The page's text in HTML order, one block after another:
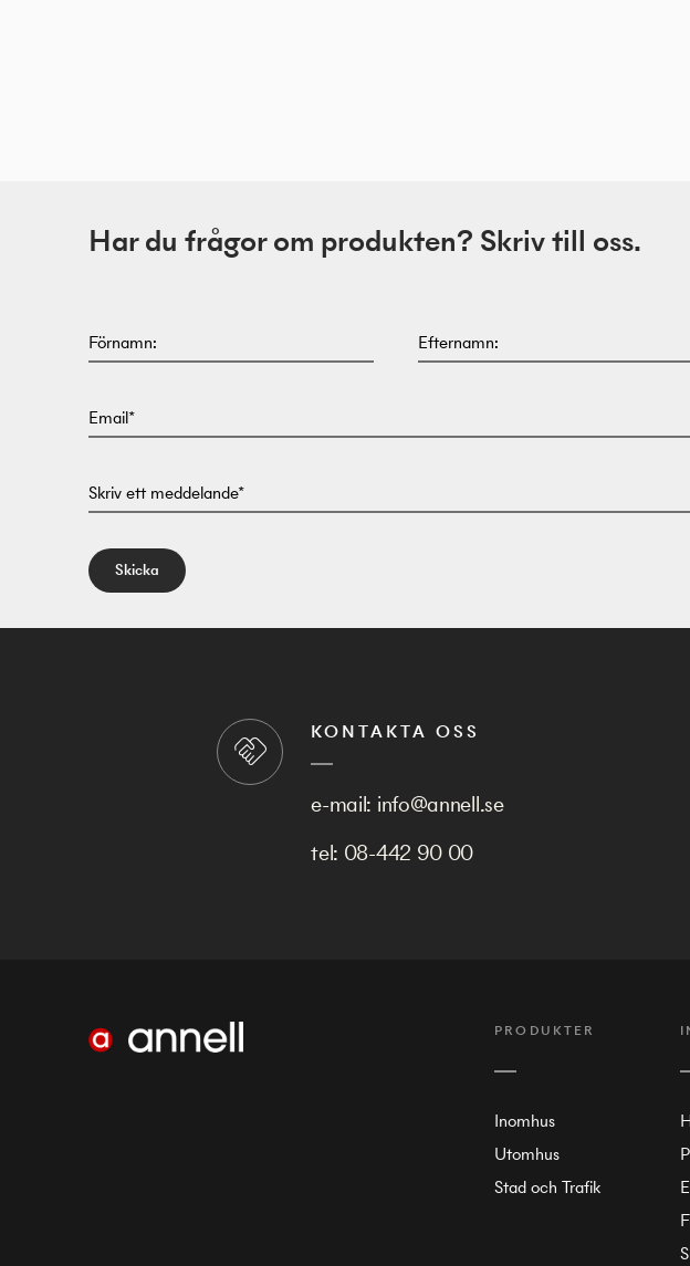
Har du frågor om produkten? Skriv till oss.
Förnamn: Efternamn:
Email*
Skriv ett meddelande*
Skicka
KONTAKTA OSS
e-mail: info@annell.se
tel: 08-442 90 00
PRODUKTER
Inomhus
Utomhus
Stad och Trafik